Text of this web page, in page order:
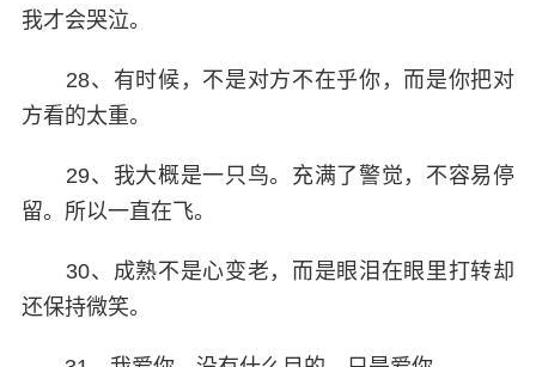
我才会哭泣。
28、有时候，不是对方不在乎你，而是你把对
方看的太重。
29、我大概是一只鸟。充满了警觉，不容易停
留。所以一直在飞。
30、成熟不是心变老，而是眼泪在眼里打转却
还保持微笑。